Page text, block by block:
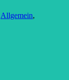
Allgemein,